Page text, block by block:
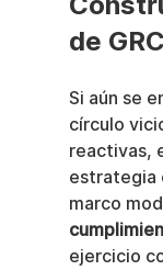
de
Si aún se
círculo
reactivas,
estrategia
marco
ejercicio